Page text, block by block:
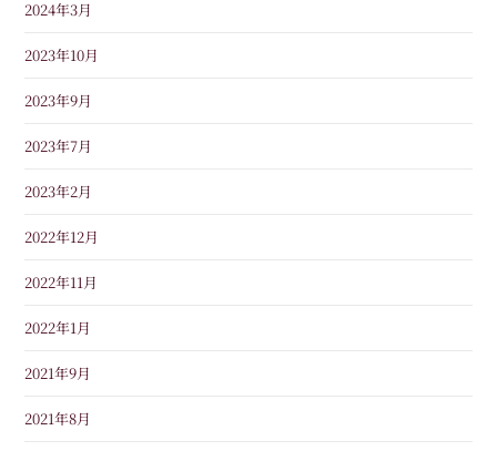
2024年3月
2023年10月
2023年9月
2023年7月
2023年2月
2022年12月
2022年11月
2022年1月
2021年9月
2021年8月